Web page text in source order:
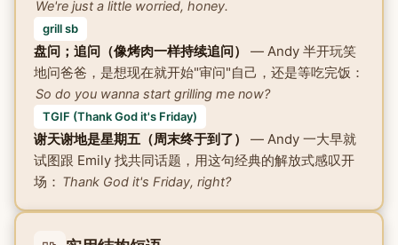
We're just a little worried, honey.
grill sb
盘问；追问（像烤肉一样持续追问）
— Andy 半开玩笑
地问爸爸，是想现在就开始"审问"自己，还是等吃完饭：
So do you wanna start grilling me now?
TGIF (Thank God it's Friday)
谢天谢地是星期五（周末终于到了）
— Andy 一大早就
试图跟 Emily 找共同话题，用这句经典的解放式感叹开
场： Thank God it's Friday, right?